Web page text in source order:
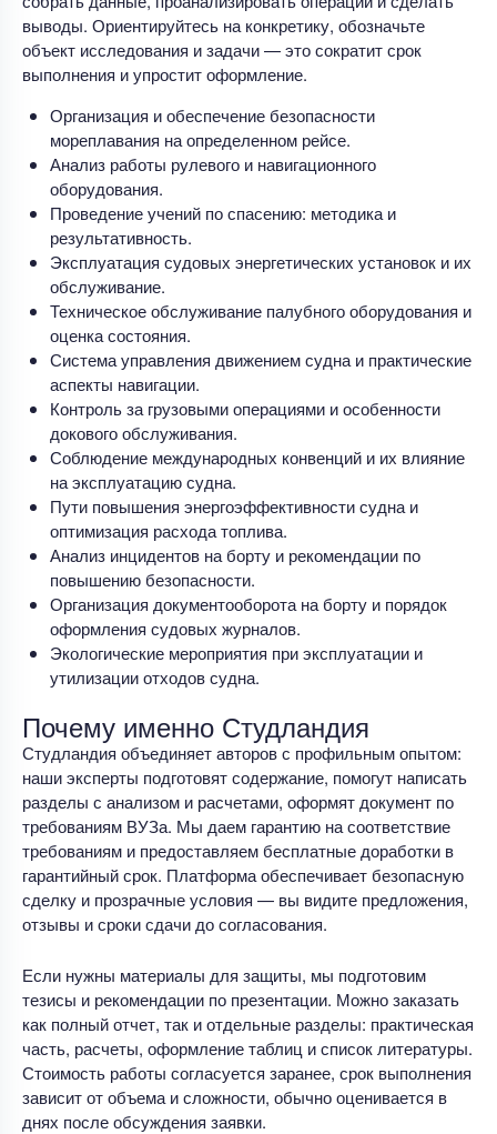
выводы. Ориентируйтесь на конкретику, обозначьте
объект исследования и задачи — это сократит срок
выполнения и упростит оформление.
Организация и обеспечение безопасности
мореплавания на определенном рейсе.
Анализ работы рулевого и навигационного
оборудования.
Проведение учений по спасению: методика и
результативность.
Эксплуатация судовых энергетических установок и их
обслуживание.
Техническое обслуживание палубного оборудования и
оценка состояния.
Система управления движением судна и практические
аспекты навигации.
Контроль за грузовыми операциями и особенности
докового обслуживания.
Соблюдение международных конвенций и их влияние
на эксплуатацию судна.
Пути повышения энергоэффективности судна и
оптимизация расхода топлива.
Анализ инцидентов на борту и рекомендации по
повышению безопасности.
Организация документооборота на борту и порядок
оформления судовых журналов.
Экологические мероприятия при эксплуатации и
утилизации отходов судна.
Почему именно Студландия
Студландия объединяет авторов с профильным опытом:
наши эксперты подготовят содержание, помогут написать
разделы с анализом и расчетами, оформят документ по
требованиям ВУЗа. Мы даем гарантию на соответствие
требованиям и предоставляем бесплатные доработки в
гарантийный срок. Платформа обеспечивает безопасную
сделку и прозрачные условия — вы видите предложения,
отзывы и сроки сдачи до согласования.
Если нужны материалы для защиты, мы подготовим
тезисы и рекомендации по презентации. Можно заказать
как полный отчет, так и отдельные разделы: практическая
часть, расчеты, оформление таблиц и список литературы.
Стоимость работы согласуется заранее, срок выполнения
зависит от объема и сложности, обычно оценивается в
днях после обсуждения заявки.